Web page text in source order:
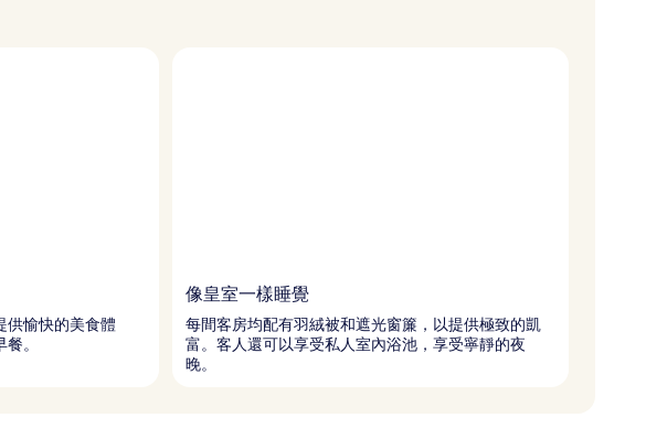
供愉快的美食體
。
像皇室一樣睡覺
每間客房均配有羽絨被和遮光窗簾，以提供極致的凱
富。客人還可以享受私人室內浴池，享受寧靜的夜
晚。